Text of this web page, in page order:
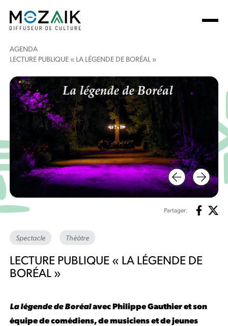
AGENDA
LECTURE PUBLIQUE « LA LÉGENDE DE BORÉAL »
Spectacle Théâtre
LECTURE PUBLIQUE « LA LÉGENDE DE
BORÉAL »
La légende de Boréalavec Philippe Gauthier et son
équipe de comédiens, de musiciens et de jeunes
Partager: